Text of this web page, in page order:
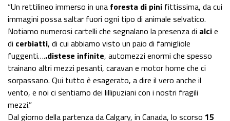
“Un rettilineo immerso in una foresta di pini fittissima, da cui
immagini possa saltar fuori ogni tipo di animale selvatico.
Notiamo numerosi cartelli che segnalano la presenza di alcie
di cerbiatti, di cui abbiamo visto un paio di famigliole
fuggenti…..distese infinite, automezzi enormi che spesso
trainano altri mezzi pesanti, caravan e motor home che ci
sorpassano. Qui tutto è esagerato, a dire il vero anche il
vento, e noi ci sentiamo dei lillipuziani con i nostri fragili
mezzi.”
Dal giorno della partenza da Calgary, in Canada, lo scorso 15